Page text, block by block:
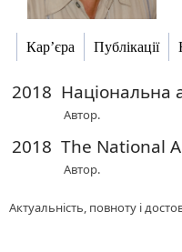
Кар’єра Публікації
2018 Національна
Автор.
2018 The National
Автор.
Актуальність, повноту і